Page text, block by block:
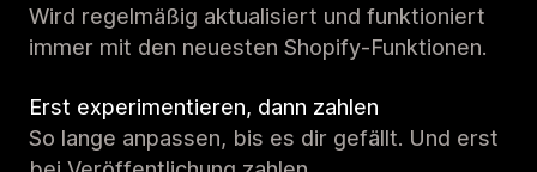
Wird regelmäßig aktualisiert und funktioniert
immer mit den neuesten Shopify-Funktionen.
Erst experimentieren, dann zahlen
So lange anpassen, bis es dir gefällt. Und erst